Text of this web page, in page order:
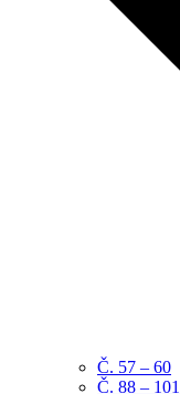
Č. 57 – 60
Č. 88 – 101